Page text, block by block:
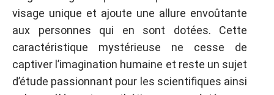
visage unique et ajoute une allure envoûtante
aux personnes qui en sont dotées. Cette
caractéristique mystérieuse ne cesse de
captiver l’imagination humaine et reste un sujet
d’étude passionnant pour les scientifiques ainsi